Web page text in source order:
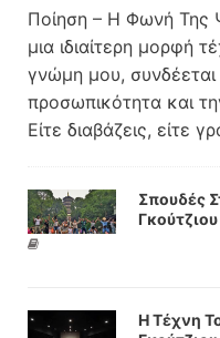
Ποίηση – Η Φωνή Της
μια ιδιαίτερη μορφή
γνώμη μου,
προσωπικότητα και
Είτε διαβάζεις, είτε
Σπουδές
Γκούτζιου
Η Τέχνη